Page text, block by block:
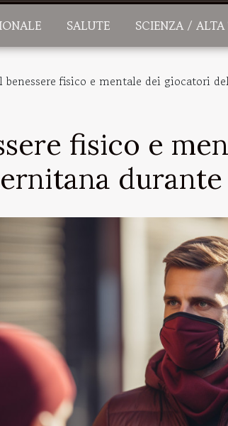
SALUTE SCIENZA /
benessere fisico e mentale dei giocatori
fisico e